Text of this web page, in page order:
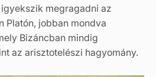
megragadni az
Platón, jobban mondva
Bizáncban mindig
az arisztotelészi hagyomány.